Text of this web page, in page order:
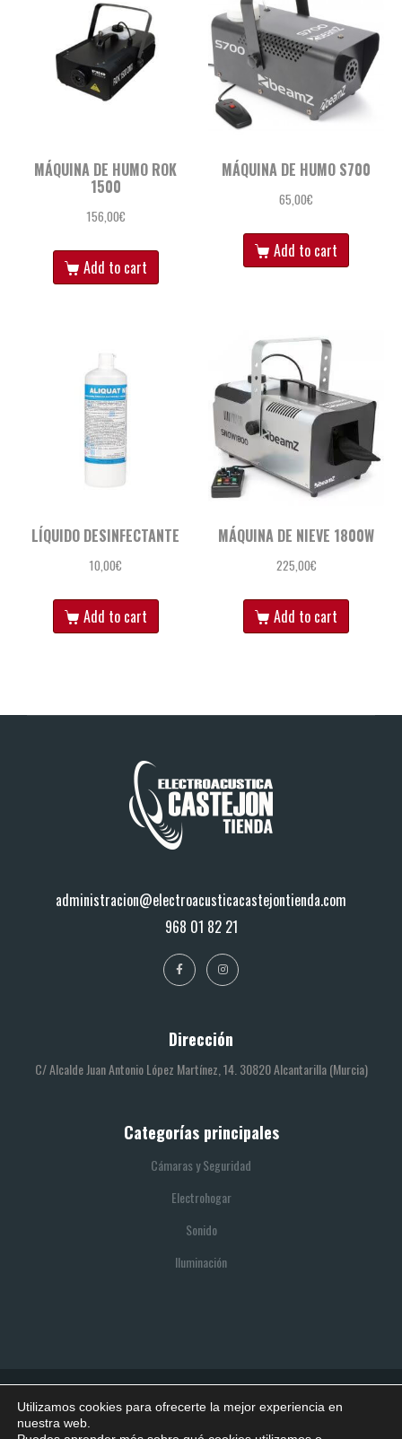
MÁQUINA DE HUMO ROK
1500
156,00€
Add to cart
MÁQUINA DE HUMO S700
65,00€
Add to cart
LÍQUIDO DESINFECTANTE
10,00€
Add to cart
MÁQUINA DE NIEVE 1800W
225,00€
Add to cart
administracion@electroacusticacastejontienda.com
968 01 82 21
Dirección
C/ Alcalde Juan Antonio López Martínez, 14. 30820 Alcantarilla (Murcia)
Categorías principales
Cámaras y Seguridad
Electrohogar
Sonido
Iluminación
© 2021 SITIO REALIZADO POR BOOTIK
Utilizamos cookies para ofrecerte la mejor experiencia en
nuestra web.